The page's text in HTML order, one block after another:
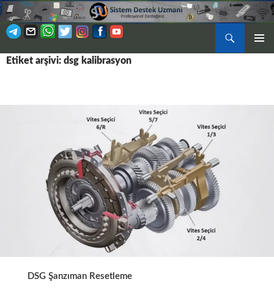
Ara
İÇERIĞE
Etiket arşivi: dsg kalibrasyon
DSG Şanzıman Resetleme